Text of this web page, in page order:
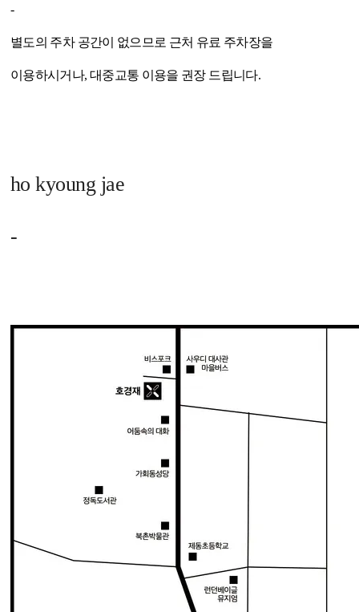
-
별도의 주차 공간이 없으므로 근처 유료 주차장을
이용하시거나, 대중교통 이용을 권장 드립니다.
ho kyoung jae
-